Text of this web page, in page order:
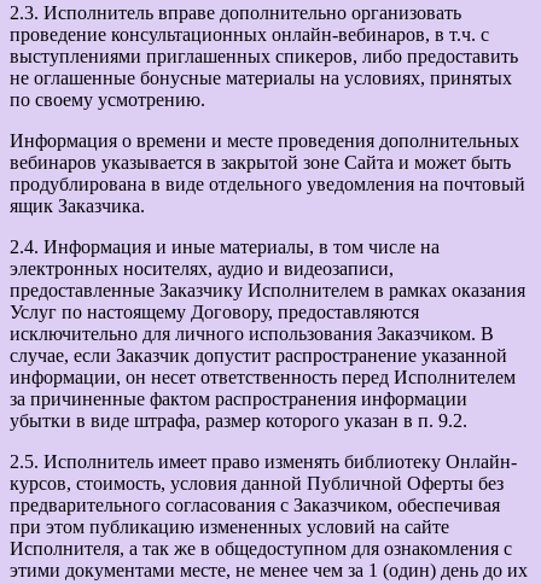
2.3. Исполнитель вправе дополнительно организовать
проведение консультационных онлайн-вебинаров, в т.ч. с
выступлениями приглашенных спикеров, либо предоставить
не оглашенные бонусные материалы на условиях, принятых
по своему усмотрению.
Информация о времени и месте проведения дополнительных
вебинаров указывается в закрытой зоне Сайта и может быть
продублирована в виде отдельного уведомления на почтовый
ящик Заказчика.
2.4. Информация и иные материалы, в том числе на
электронных носителях, аудио и видеозаписи,
предоставленные Заказчику Исполнителем в рамках оказания
Услуг по настоящему Договору, предоставляются
исключительно для личного использования Заказчиком. В
случае, если Заказчик допустит распространение указанной
информации, он несет ответственность перед Исполнителем
за причиненные фактом распространения информации
убытки в виде штрафа, размер которого указан в п. 9.2.
2.5. Исполнитель имеет право изменять библиотеку Онлайн-
курсов, стоимость, условия данной Публичной Оферты без
предварительного согласования с Заказчиком, обеспечивая
при этом публикацию измененных условий на сайте
Исполнителя, а так же в общедоступном для ознакомления с
этими документами месте, не менее чем за 1 (один) день до их